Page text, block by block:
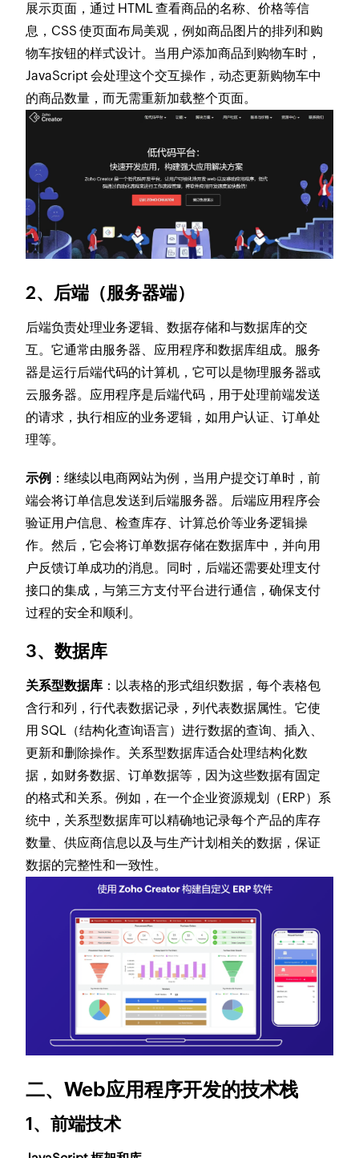
展示页面，通过 HTML 查看商品的名称、价格等信
息，CSS 使页面布局美观，例如商品图片的排列和购
物车按钮的样式设计。当用户添加商品到购物车时，
JavaScript 会处理这个交互操作，动态更新购物车中
的商品数量，而无需重新加载整个页面。
2、后端（服务器端）
后端负责处理业务逻辑、数据存储和与数据库的交
互。它通常由服务器、应用程序和数据库组成。服务
器是运行后端代码的计算机，它可以是物理服务器或
云服务器。应用程序是后端代码，用于处理前端发送
的请求，执行相应的业务逻辑，如用户认证、订单处
理等。
示例 ：继续以电商网站为例，当用户提交订单时，前
端会将订单信息发送到后端服务器。后端应用程序会
验证用户信息、检查库存、计算总价等业务逻辑操
作。然后，它会将订单数据存储在数据库中，并向用
户反馈订单成功的消息。同时，后端还需要处理支付
接口的集成，与第三方支付平台进行通信，确保支付
过程的安全和顺利。
3、数据库
关系型数据库 ：以表格的形式组织数据，每个表格包
含行和列，行代表数据记录，列代表数据属性。它使
用 SQL（结构化查询语言）进行数据的查询、插入、
更新和删除操作。关系型数据库适合处理结构化数
据，如财务数据、订单数据等，因为这些数据有固定
的格式和关系。例如，在一个企业资源规划（ERP）系
统中，关系型数据库可以精确地记录每个产品的库存
数量、供应商信息以及与生产计划相关的数据，保证
数据的完整性和一致性。
二、Web应用程序开发的技术栈
1、前端技术